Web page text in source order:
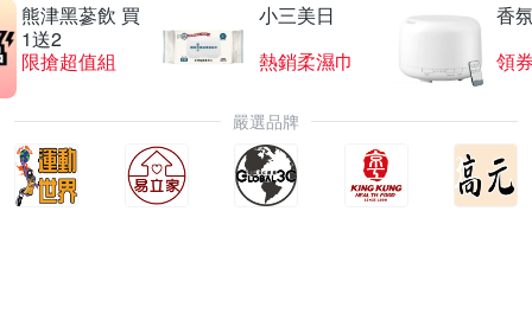
熊津黑蔘飲 買
1送2
限搶超值組
小三美日
熱銷柔濕巾
香
領
嚴選品牌